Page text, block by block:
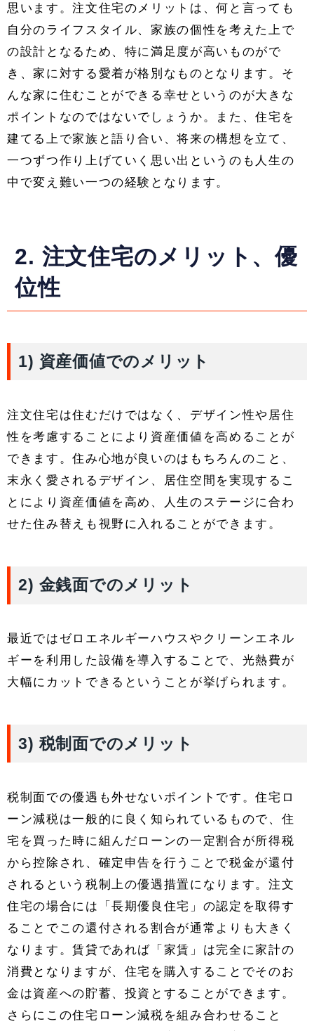
思います。注文住宅のメリットは、何と言っても
自分のライフスタイル、家族の個性を考えた上で
の設計となるため、特に満足度が高いものがで
き、家に対する愛着が格別なものとなります。そ
んな家に住むことができる幸せというのが大きな
ポイントなのではないでしょうか。また、住宅を
建てる上で家族と語り合い、将来の構想を立て、
一つずつ作り上げていく思い出というのも人生の
中で変え難い一つの経験となります。
2. 注文住宅のメリット、優
位性
1) 資産価値でのメリット
注文住宅は住むだけではなく、デザイン性や居住
性を考慮することにより資産価値を高めることが
できます。住み心地が良いのはもちろんのこと、
末永く愛されるデザイン、居住空間を実現するこ
とにより資産価値を高め、人生のステージに合わ
せた住み替えも視野に入れることができます。
2) 金銭面でのメリット
最近ではゼロエネルギーハウスやクリーンエネル
ギーを利用した設備を導入することで、光熱費が
大幅にカットできるということが挙げられます。
3) 税制面でのメリット
税制面での優遇も外せないポイントです。住宅ロ
ーン減税は一般的に良く知られているもので、住
宅を買った時に組んだローンの一定割合が所得税
から控除され、確定申告を行うことで税金が還付
されるという税制上の優遇措置になります。注文
住宅の場合には「長期優良住宅」の認定を取得す
ることでこの還付される割合が通常よりも大きく
なります。賃貸であれば「家賃」は完全に家計の
消費となりますが、住宅を購入することでそのお
金は資産への貯蓄、投資とすることができます。
さらにこの住宅ローン減税を組み合わせること